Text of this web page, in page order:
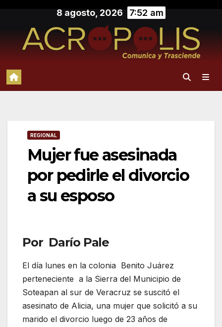
contenido
8 agosto, 2026 7:52 am
REGIONAL
Mujer fue asesinada
por pedirle el divorcio
a su esposo
Por Darío Pale
El día lunes en la colonia Benito Juárez
perteneciente a la Sierra del Municipio de
Soteapan al sur de Veracruz se suscitó el
asesinato de Alicia, una mujer que solicitó a su
marido el divorcio luego de 23 años de